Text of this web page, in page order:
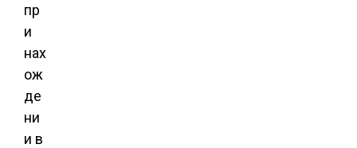
пр
и
нах
ож
де
ни
и в